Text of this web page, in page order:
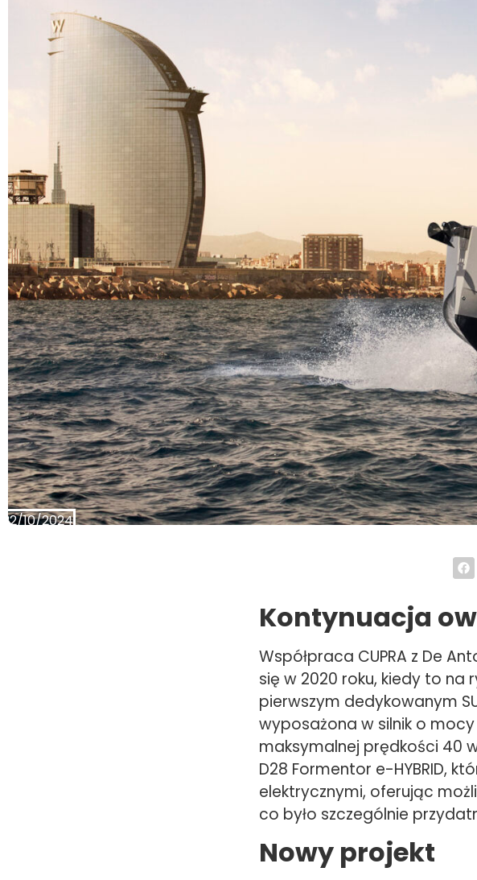
22/10/2024
Kontynuacja
Współpraca CUPRA z De
się w 2020 roku, kiedy to na
pierwszym dedykowanym
wyposażona w silnik o
maksymalnej prędkości 40
D28 Formentor e-HYBRID,
elektrycznymi, oferując
co było szczególnie
Nowy projekt